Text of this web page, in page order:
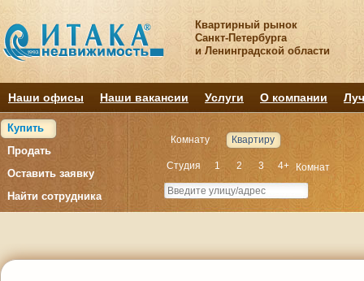
Квартирный рынок
Санкт-Петербурга
и Ленинградской области
Наши офисы Наши вакансии Услуги О компании
Купить
Продать
Оставить заявку
Найти сотрудника
Комнату Квартиру
Студия 1 2 3 4+ Комнат